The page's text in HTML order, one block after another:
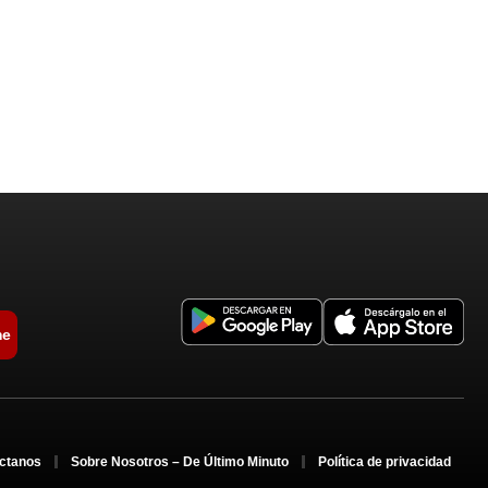
Sobre Nosotros – De Último Minuto Política de privacidad